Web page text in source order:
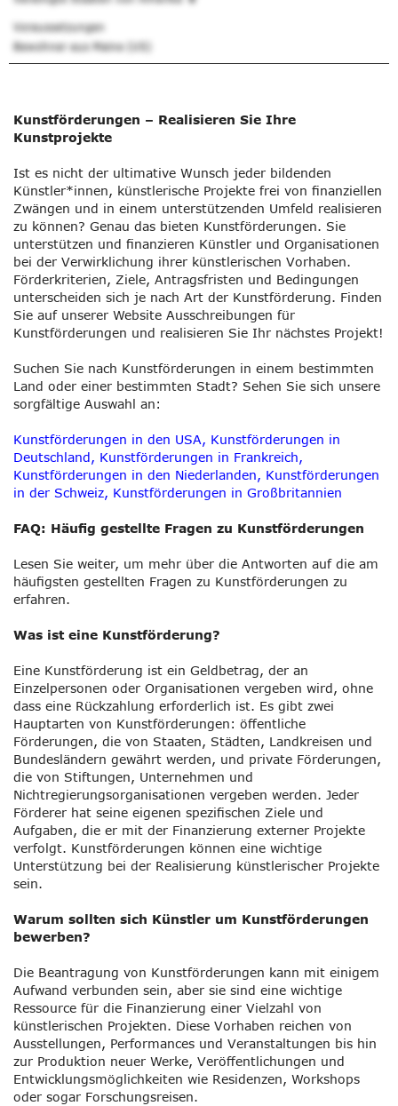
Voraussetzungen
Bewohner aus Maine (US)
Kunstförderungen – Realisieren Sie Ihre
Kunstprojekte
Ist es nicht der ultimative Wunsch jeder bildenden
Künstler*innen, künstlerische Projekte frei von finanziellen
Zwängen und in einem unterstützenden Umfeld realisieren
zu können? Genau das bieten Kunstförderungen. Sie
unterstützen und finanzieren Künstler und Organisationen
bei der Verwirklichung ihrer künstlerischen Vorhaben.
Förderkriterien, Ziele, Antragsfristen und Bedingungen
unterscheiden sich je nach Art der Kunstförderung. Finden
Sie auf unserer Website Ausschreibungen für
Kunstförderungen und realisieren Sie Ihr nächstes Projekt!
Suchen Sie nach Kunstförderungen in einem bestimmten
Land oder einer bestimmten Stadt? Sehen Sie sich unsere
sorgfältige Auswahl an:
Kunstförderungen in den USA, Kunstförderungen in
Deutschland, Kunstförderungen in Frankreich,
Kunstförderungen in den Niederlanden, Kunstförderungen
in der Schweiz, Kunstförderungen in Großbritannien
FAQ: Häufig gestellte Fragen zu Kunstförderungen
Lesen Sie weiter, um mehr über die Antworten auf die am
häufigsten gestellten Fragen zu Kunstförderungen zu
erfahren.
Was ist eine Kunstförderung?
Eine Kunstförderung ist ein Geldbetrag, der an
Einzelpersonen oder Organisationen vergeben wird, ohne
dass eine Rückzahlung erforderlich ist. Es gibt zwei
Hauptarten von Kunstförderungen: öffentliche
Förderungen, die von Staaten, Städten, Landkreisen und
Bundesländern gewährt werden, und private Förderungen,
die von Stiftungen, Unternehmen und
Nichtregierungsorganisationen vergeben werden. Jeder
Förderer hat seine eigenen spezifischen Ziele und
Aufgaben, die er mit der Finanzierung externer Projekte
verfolgt. Kunstförderungen können eine wichtige
Unterstützung bei der Realisierung künstlerischer Projekte
sein.
Warum sollten sich Künstler um Kunstförderungen
bewerben?
Die Beantragung von Kunstförderungen kann mit einigem
Aufwand verbunden sein, aber sie sind eine wichtige
Ressource für die Finanzierung einer Vielzahl von
künstlerischen Projekten. Diese Vorhaben reichen von
Ausstellungen, Performances und Veranstaltungen bis hin
zur Produktion neuer Werke, Veröffentlichungen und
Entwicklungsmöglichkeiten wie Residenzen, Workshops
oder sogar Forschungsreisen.